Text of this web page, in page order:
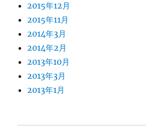
2015年12月
2015年11月
2014年3月
2014年2月
2013年10月
2013年3月
2013年1月